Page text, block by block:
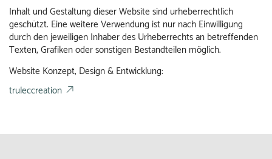
Inhalt und Gestaltung dieser Website sind urheberrechtlich
geschützt. Eine weitere Verwendung ist nur nach Einwilligung
durch den jeweiligen Inhaber des Urheberrechts an betreffenden
Texten, Grafiken oder sonstigen Bestandteilen möglich.
Website Konzept, Design & Entwicklung:
truleccreation